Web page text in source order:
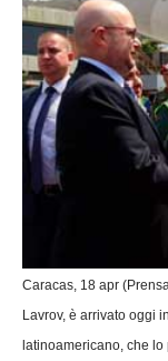
Caracas, 18 apr
Lavrov, è arrivato oggi
latinoamericano, che